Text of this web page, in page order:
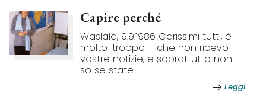
Capire perché
Waslala, 9.9.1986 Carissimi tutti, è
molto-troppo – che non ricevo
vostre notizie, e soprattutto non
so se state...
Leggi